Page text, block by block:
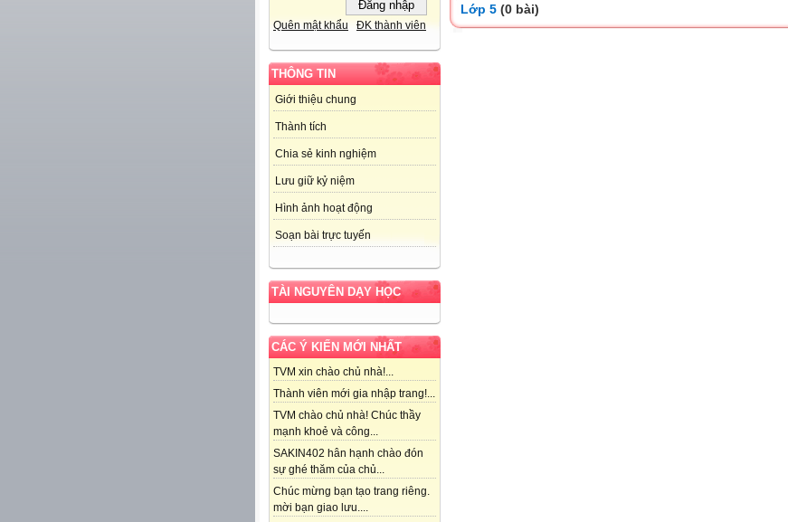
Quên mật khẩu ĐK thành viên
THÔNG TIN
Giới thiệu chung
Thành tích
Chia sẻ kinh nghiệm
Lưu giữ kỷ niệm
Hình ảnh hoạt động
Soạn bài trực tuyến
TÀI NGUYÊN DẠY HỌC
CÁC Ý KIẾN MỚI NHẤT
TVM xin chào chủ nhà!...
Thành viên mới gia nhập trang!...
TVM chào chủ nhà! Chúc thầy
mạnh khoẻ và công...
SAKIN402 hân hạnh chào đón
sự ghé thăm của chủ...
Chúc mừng bạn tạo trang riêng.
mời bạn giao lưu....
Lớp 5 (0 bài)